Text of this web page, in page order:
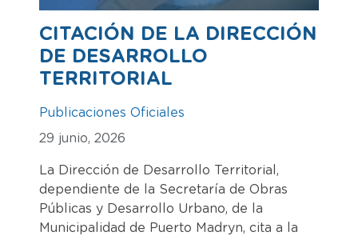
CITACIÓN DE LA DIRECCIÓN
DE DESARROLLO
TERRITORIAL
Publicaciones Oficiales
29 junio, 2026
La Dirección de Desarrollo Territorial,
dependiente de la Secretaría de Obras
Públicas y Desarrollo Urbano, de la
Municipalidad de Puerto Madryn, cita a la